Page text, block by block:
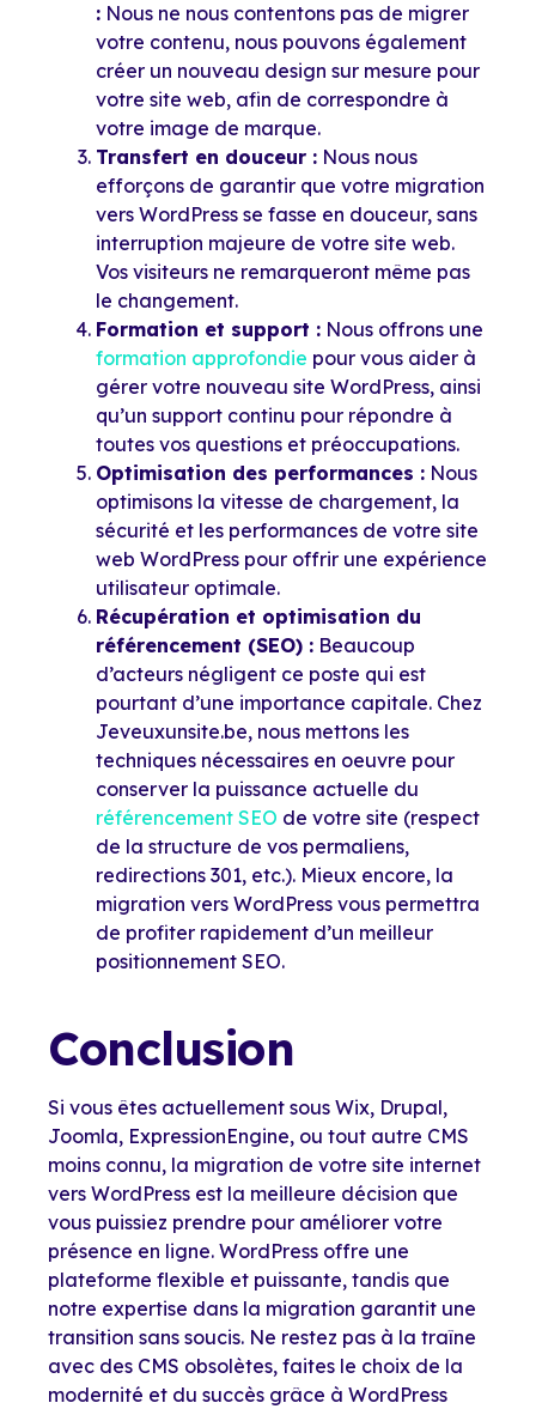
: Nous ne nous contentons pas de migrer
votre contenu, nous pouvons également
créer un nouveau design sur mesure pour
votre site web, afin de correspondre à
votre image de marque.
Transfert en douceur : Nous nous
efforçons de garantir que votre migration
vers WordPress se fasse en douceur, sans
interruption majeure de votre site web.
Vos visiteurs ne remarqueront même pas
le changement.
Formation et support : Nous offrons une
formation approfondie pour vous aider à
gérer votre nouveau site WordPress, ainsi
qu’un support continu pour répondre à
toutes vos questions et préoccupations.
Optimisation des performances : Nous
optimisons la vitesse de chargement, la
sécurité et les performances de votre site
web WordPress pour offrir une expérience
utilisateur optimale.
Récupération et optimisation du
référencement (SEO) : Beaucoup
d’acteurs négligent ce poste qui est
pourtant d’une importance capitale. Chez
Jeveuxunsite.be, nous mettons les
techniques nécessaires en oeuvre pour
conserver la puissance actuelle du
référencement SEO de votre site (respect
de la structure de vos permaliens,
redirections 301, etc.). Mieux encore, la
migration vers WordPress vous permettra
de profiter rapidement d’un meilleur
positionnement SEO.
Conclusion
Si vous êtes actuellement sous Wix, Drupal,
Joomla, ExpressionEngine, ou tout autre CMS
moins connu, la migration de votre site internet
vers WordPress est la meilleure décision que
vous puissiez prendre pour améliorer votre
présence en ligne. WordPress offre une
plateforme flexible et puissante, tandis que
notre expertise dans la migration garantit une
transition sans soucis. Ne restez pas à la traîne
avec des CMS obsolètes, faites le choix de la
modernité et du succès grâce à WordPress